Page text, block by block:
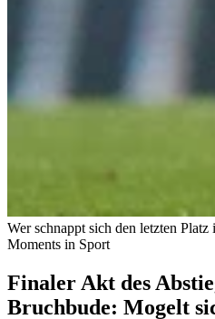
Wer schnappt sich den letzten
Moments in Sport
Finaler Akt des
Bruchbude: Mogelt